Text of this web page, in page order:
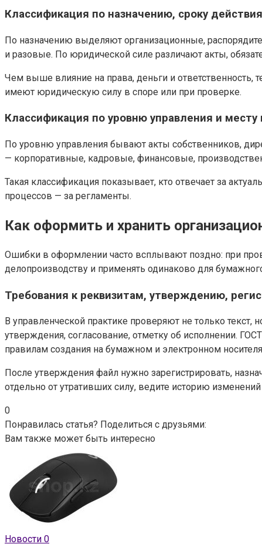
Классификация по назначению, сроку
По назначению выделяют организационные,
и разовые. По юридической силе различают акты,
Чем выше влияние на права, деньги и
имеют юридическую силу в споре или при проверке.
Классификация по уровню управления и
По уровню управления бывают акты собственников,
— корпоративные, кадровые, финансовые,
Такая классификация показывает, кто отвечает за
процессов — за регламенты.
Как оформить и хранить
Ошибки в оформлении часто всплывают поздно: при
делопроизводству и применять одинаково для
Требования к реквизитам, утверждению,
В управленческой практике проверяют не только текст,
утверждения, согласование, отметку об исполнении.
правилам создания на бумажном и электронном
После утверждения файл нужно зарегистрировать,
отдельно от утративших силу, ведите историю
0
Понравилась статья? Поделиться с друзьями:
Вам также может быть интересно
Новости 0